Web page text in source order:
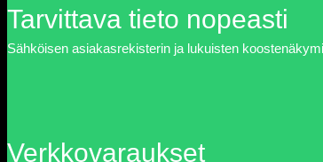
Tarvittava tieto nopeasti
Sähköisen asiakasrekisterin ja lukuisten
Verkkovaraukset